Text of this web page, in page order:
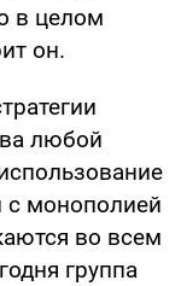
в целом
он.
любой
с монополией
во всем
группа